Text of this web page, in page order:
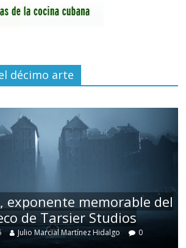
décimo arte
, exponente memorable del
de Tarsier Studios
Julio Marcial Martínez Hidalgo 0